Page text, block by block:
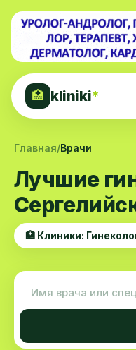
🏥 kliniki*
Главная/Врачи
Лучшие
🏥 Клиники: